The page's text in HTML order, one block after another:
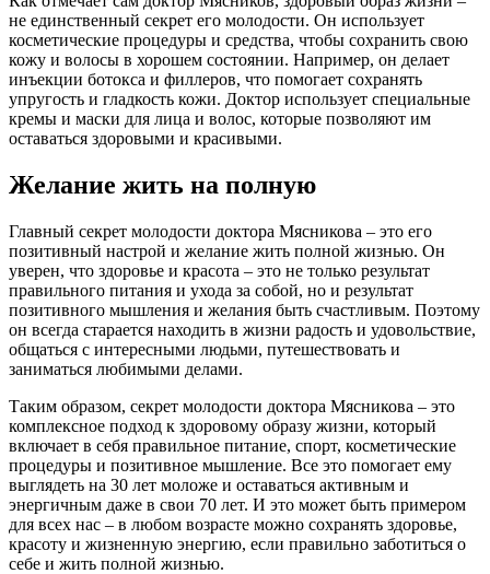
не единственный секрет его молодости. Он использует
косметические процедуры и средства, чтобы сохранить свою
кожу и волосы в хорошем состоянии. Например, он делает
инъекции ботокса и филлеров, что помогает сохранять
упругость и гладкость кожи. Доктор использует специальные
кремы и маски для лица и волос, которые позволяют им
оставаться здоровыми и красивыми.
Желание жить на полную
Главный секрет молодости доктора Мясникова – это его
позитивный настрой и желание жить полной жизнью. Он
уверен, что здоровье и красота – это не только результат
правильного питания и ухода за собой, но и результат
позитивного мышления и желания быть счастливым. Поэтому
он всегда старается находить в жизни радость и удовольствие,
общаться с интересными людьми, путешествовать и
заниматься любимыми делами.
Таким образом, секрет молодости доктора Мясникова – это
комплексное подход к здоровому образу жизни, который
включает в себя правильное питание, спорт, косметические
процедуры и позитивное мышление. Все это помогает ему
выглядеть на 30 лет моложе и оставаться активным и
энергичным даже в свои 70 лет. И это может быть примером
для всех нас – в любом возрасте можно сохранять здоровье,
красоту и жизненную энергию, если правильно заботиться о
себе и жить полной жизнью.